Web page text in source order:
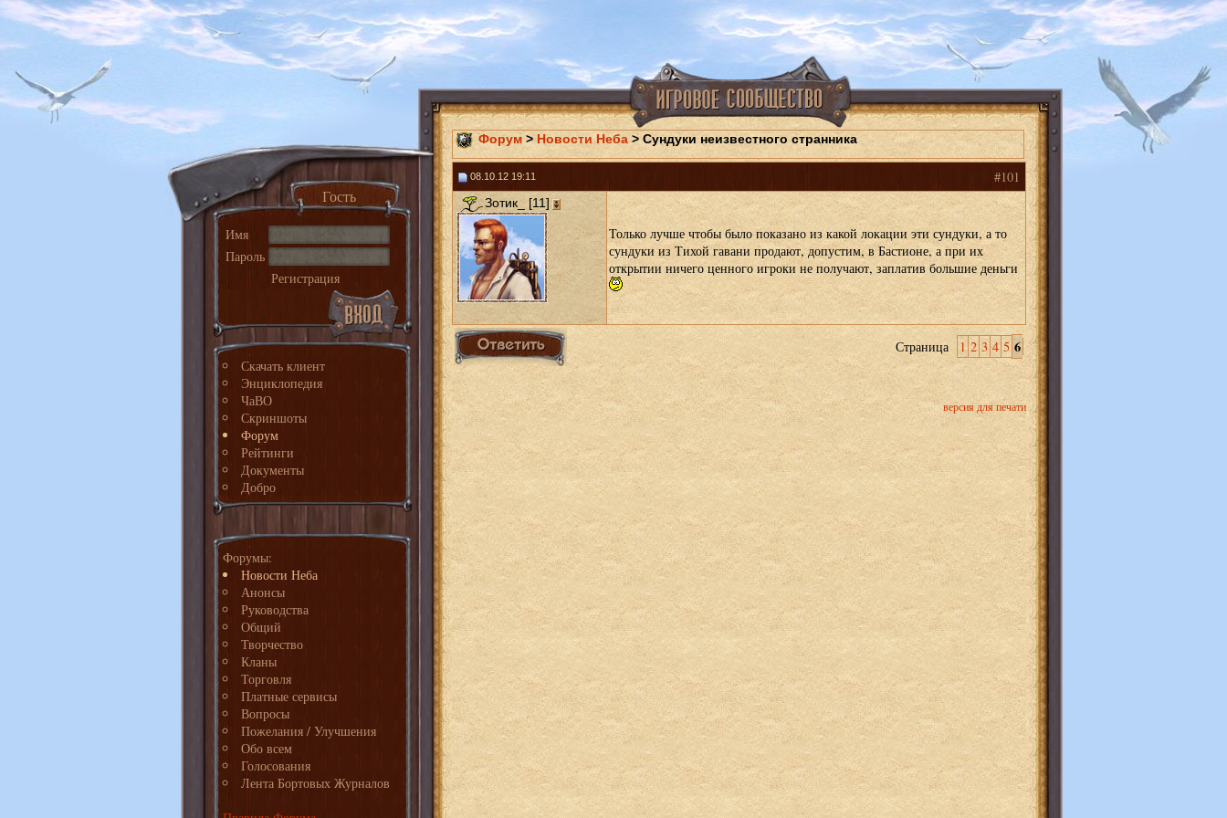
Гость
Имя
Пароль
Регистрация
Скачать клиент
Энциклопедия
ЧаВО
Скриншоты
Форум
Рейтинги
Документы
Добро
Форумы:
Новости Неба
Анонсы
Руководства
Общий
Творчество
Кланы
Торговля
Платные сервисы
Вопросы
Пожелания / Улучшения
Обо всем
Голосования
Лента Бортовых Журналов
Форум> Новости Неба> Сундуки неизвестного странника
08.10.12 19:11 #101
Зотик_ [11]
Только лучше чтобы было показано из какой локации эти сундуки, а то
сундуки из Тихой гавани продают, допустим, в Бастионе, а при их
открытии ничего ценного игроки не получают, заплатив большие деньги
Страница 1 2 3 4 5 6
версия для печати